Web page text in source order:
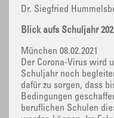
Dr. Siegfried
Blick aufs Schuljahr
München 08.02.2021
Der Corona-Virus wird
Schuljahr noch
dafür zu sorgen, dass
Bedingungen
beruflichen Schulen